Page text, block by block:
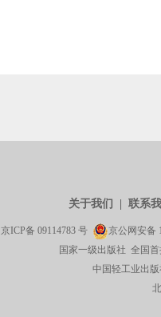
关于我们 联系
京ICP备 09114783 号 京公网安备
国家一级出版社 全国
中国轻工业出版